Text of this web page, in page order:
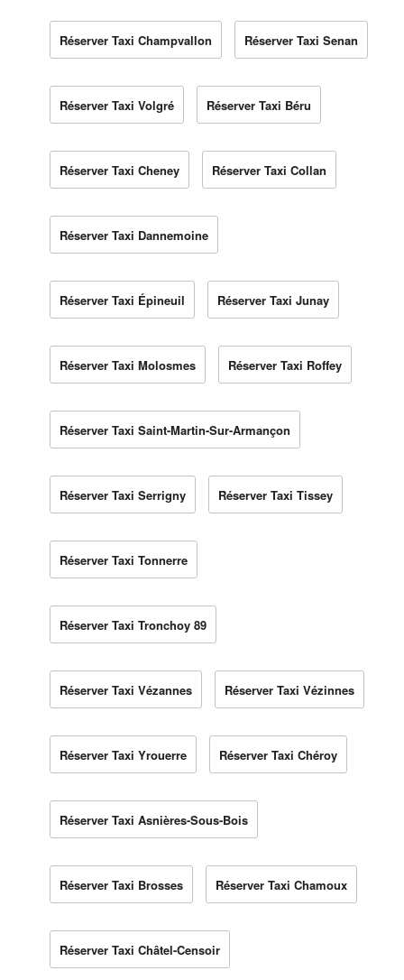
Réserver Taxi Champvallon Réserver Taxi Senan
Réserver Taxi Volgré Réserver Taxi Béru
Réserver Taxi Cheney Réserver Taxi Collan
Réserver Taxi Dannemoine
Réserver Taxi Épineuil Réserver Taxi Junay
Réserver Taxi Molosmes Réserver Taxi Roffey
Réserver Taxi Saint-Martin-Sur-Armançon
Réserver Taxi Serrigny Réserver Taxi Tissey
Réserver Taxi Tonnerre
Réserver Taxi Tronchoy 89
Réserver Taxi Vézannes Réserver Taxi Vézinnes
Réserver Taxi Yrouerre Réserver Taxi Chéroy
Réserver Taxi Asnières-Sous-Bois
Réserver Taxi Brosses Réserver Taxi Chamoux
Réserver Taxi Châtel-Censoir